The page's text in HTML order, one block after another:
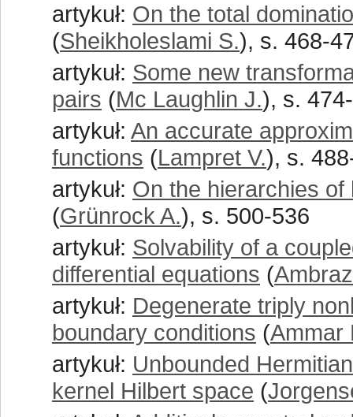
artykuł: On the total
(Sheikholeslami S.), s. 468-
artykuł: Some new
pairs (Mc Laughlin J.), s.
artykuł: An accurate
functions (Lampret V.), s.
artykuł: On the hierarchies
(Grünrock A.), s. 500-536
artykuł: Solvability of a
differential equations (
artykuł: Degenerate triply
boundary conditions (Ammar
artykuł: Unbounded
kernel Hilbert space (